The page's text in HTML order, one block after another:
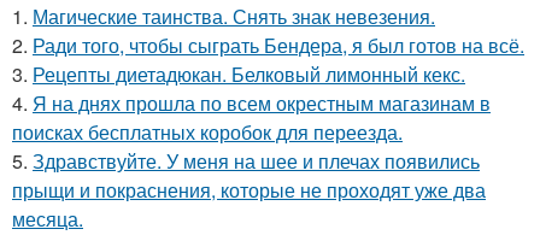
1. Магические таинства. Снять знак невезения.
2. Ради того, чтобы сыграть Бендера, я был готов на всё.
3. Рецепты диетадюкан. Белковый лимонный кекс.
4. Я на днях прошла по всем окрестным магазинам в
поисках бесплатных коробок для переезда.
5. Здравствуйте. У меня на шее и плечах появились
прыщи и покраснения, которые не проходят уже два
месяца.